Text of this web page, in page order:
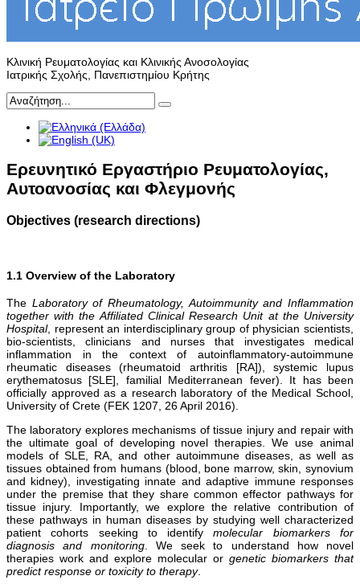
Κλινική Ρευματολογίας και Κλινικής Ανοσολογίας
Ιατρικής Σχολής, Πανεπιστημίου Κρήτης
Ερευνητικό Εργαστήριο Ρευματολογίας,
Αυτοανοσίας και Φλεγμονής
Objectives (research directions)
1.1 Overview of the Laboratory
The Laboratory of Rheumatology, Autoimmunity and Inflammation
together with the Affiliated Clinical Research Unit at the University
Hospital, represent an interdisciplinary group of physician scientists,
bio-scientists, clinicians and nurses that investigates medical
inflammation in the context of autoinflammatory-autoimmune
rheumatic diseases (rheumatoid arthritis [RA]), systemic lupus
erythematosus [SLE], familial Mediterranean fever). It has been
officially approved as a research laboratory of the Medical School,
University of Crete (FEK 1207, 26 April 2016).
The laboratory explores mechanisms of tissue injury and repair with
the ultimate goal of developing novel therapies. We use animal
models of SLE, RA, and other autoimmune diseases, as well as
tissues obtained from humans (blood, bone marrow, skin, synovium
and kidney), investigating innate and adaptive immune responses
under the premise that they share common effector pathways for
tissue injury. Importantly, we explore the relative contribution of
these pathways in human diseases by studying well characterized
patient cohorts seeking to identifymolecular biomarkers for
diagnosis and monitoring. We seek to understand how novel
therapies work and explore molecular or genetic biomarkers that
predict response or toxicity to therapy.